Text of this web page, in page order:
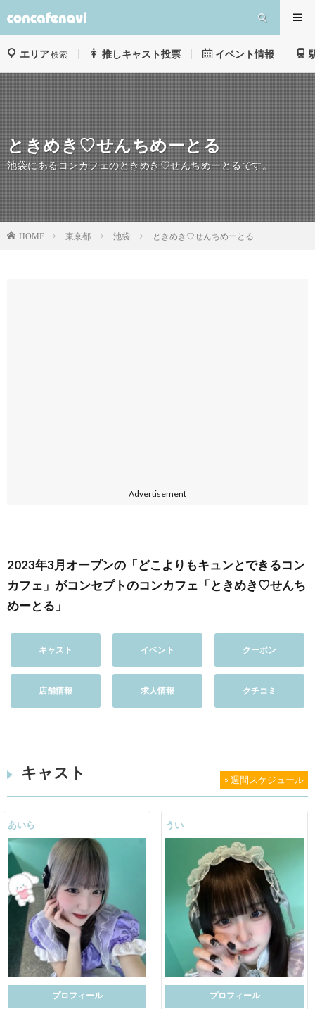
エリア検索 推しキャスト投票 イベント情報
ときめき♡せんちめーとる
池袋にあるコンカフェのときめき♡せんちめーとるです。
HOME 東京都 池袋 ときめき♡せんちめーとる
Advertisement
2023年3月オープンの「どこよりもキュンとできるコン
カフェ」がコンセプトのコンカフェ「ときめき♡せんち
めーとる」
キャスト イベント クーポン
店舗情報 求人情報 クチコミ
キャスト » 週間スケジュール
あいら
プロフィール
うい
プロフィール